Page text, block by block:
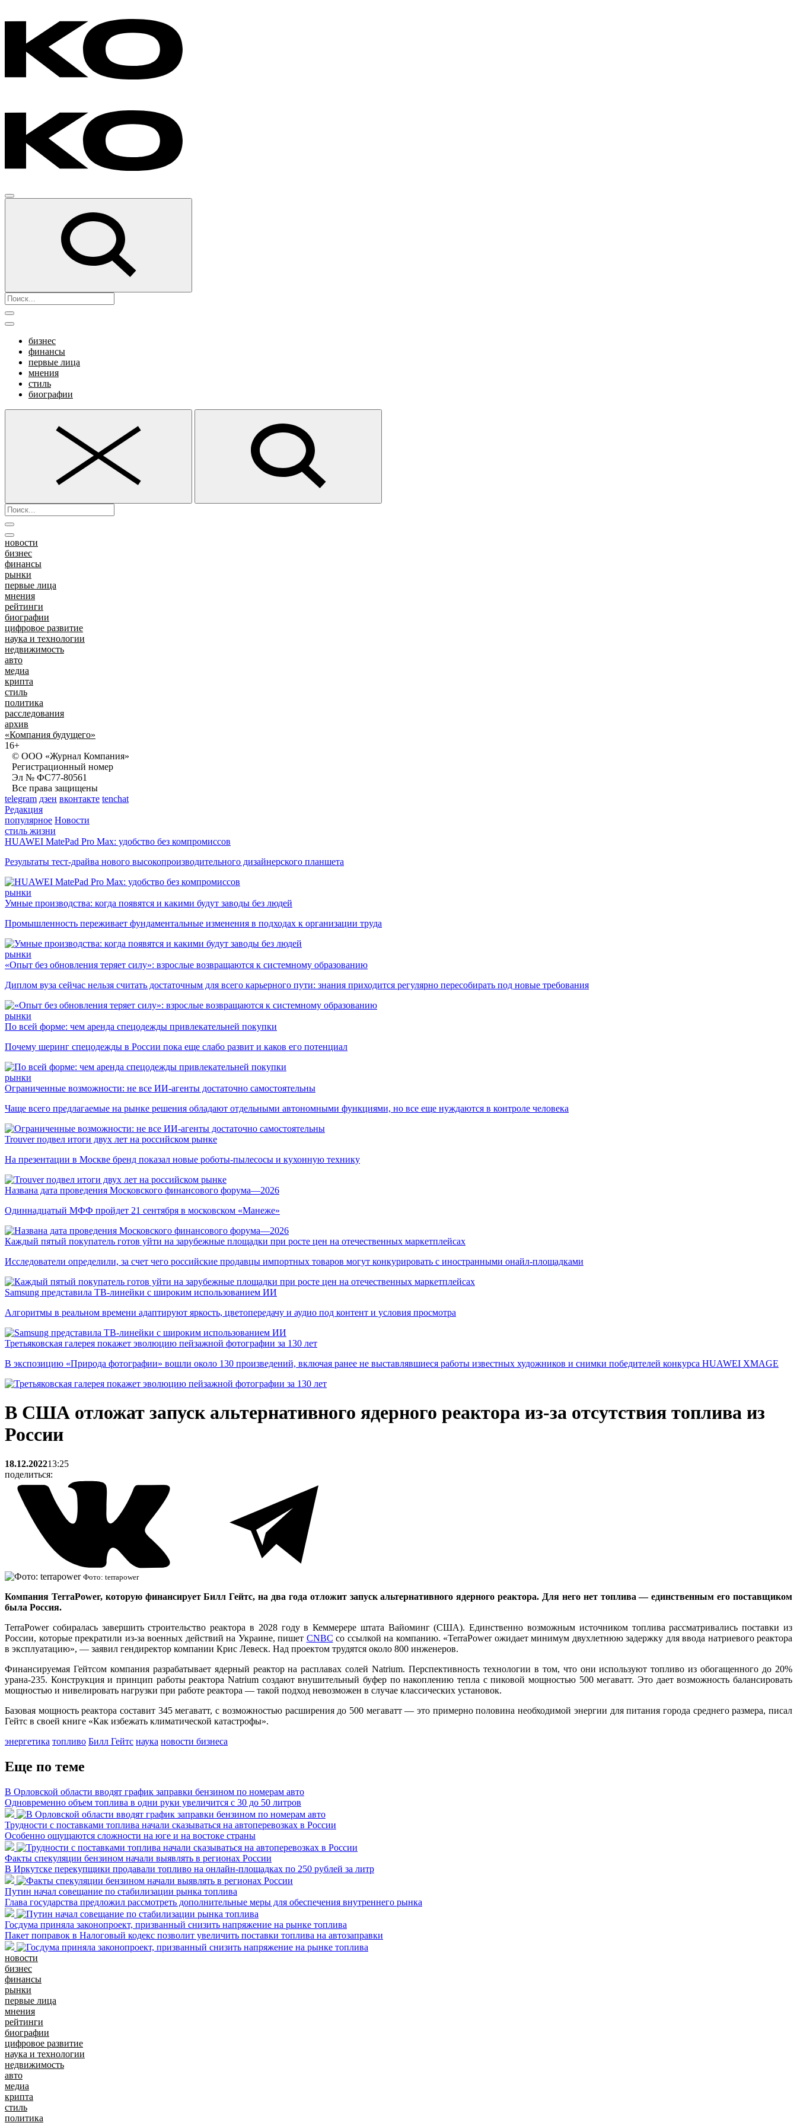
бизнес
финансы
первые лица
мнения
стиль
биографии
новости
бизнес
финансы
рынки
первые лица
мнения
рейтинги
биографии
цифровое развитие
наука и технологии
недвижимость
авто
медиа
крипта
стиль
политика
расследования
архив
«Компания будущего»
16+
© ООО «Журнал Компания»
Регистрационный номер
Эл № ФС77-80561
Все права защищены
telegram дзен вконтакте tenchat
Редакция
популярное Новости
стиль жизни
HUAWEI MatePad Pro Max: удобство без компромиссов
Результаты тест-драйва нового высокопроизводительного дизайнерского планшета
рынки
Умные производства: когда появятся и какими будут заводы без людей
Промышленность переживает фундаментальные изменения в подходах к организации труда
рынки
«Опыт без обновления теряет силу»: взрослые возвращаются к системному образованию
Диплом вуза сейчас нельзя считать достаточным для всего карьерного пути: знания приходится регулярно пересобирать под новые требования
рынки
По всей форме: чем аренда спецодежды привлекательней покупки
Почему шеринг спецодежды в России пока еще слабо развит и каков его потенциал
рынки
Ограниченные возможности: не все ИИ-агенты достаточно самостоятельны
Чаще всего предлагаемые на рынке решения обладают отдельными автономными функциями, но все еще нуждаются в контроле человека
Trouver подвел итоги двух лет на российском рынке
На презентации в Москве бренд показал новые роботы-пылесосы и кухонную технику
Названа дата проведения Московского финансового форума—2026
Одиннадцатый МФФ пройдет 21 сентября в московском «Манеже»
Каждый пятый покупатель готов уйти на зарубежные площадки при росте цен на отечественных маркетплейсах
Исследователи определили, за счет чего российские продавцы импортных товаров могут конкурировать с иностранными онайл-площадками
Samsung представила ТВ-линейки с широким использованием ИИ
Алгоритмы в реальном времени адаптируют яркость, цветопередачу и аудио под контент и условия просмотра
Третьяковская галерея покажет эволюцию пейзажной фотографии за 130 лет
В экспозицию «Природа фотографии» вошли около 130 произведений, включая ранее не выставлявшиеся работы известных художников и снимки победителей конкурса HUAWEI XMAGE
В США отложат запуск альтернативного ядерного реактора из-за отсутствия топлива из
России
18.12.202213:25
поделиться:
Фото: terrapower
Компания TerraPower, которую финансирует Билл Гейтс, на два года отложит запуск альтернативного ядерного реактора. Для него нет топлива — единственным его поставщиком
была Россия.
TerraPower собиралась завершить строительство реактора в 2028 году в Кеммерере штата Вайоминг (США). Единственно возможным источником топлива рассматривались поставки из
России, которые прекратили из-за военных действий на Украине, пишет CNBC со ссылкой на компанию. «TerraPower ожидает минимум двухлетнюю задержку для ввода натриевого реактора
в эксплуатацию», — заявил гендиректор компании Крис Левеск. Над проектом трудятся около 800 инженеров.
Финансируемая Гейтсом компания разрабатывает ядерный реактор на расплавах солей Natrium. Перспективность технологии в том, что они используют топливо из обогащенного до 20%
урана-235. Конструкция и принцип работы реактора Natrium создают внушительный буфер по накоплению тепла с пиковой мощностью 500 мегаватт. Это дает возможность балансировать
мощностью и нивелировать нагрузки при работе реактора — такой подход невозможен в случае классических установок.
Базовая мощность реактора составит 345 мегаватт, с возможностью расширения до 500 мегаватт — это примерно половина необходимой энергии для питания города среднего размера, писал
Гейтс в своей книге «Как избежать климатической катастрофы».
энергетика топливо Билл Гейтс наука новости бизнеса
Еще по теме
В Орловской области вводят график заправки бензином по номерам авто
Одновременно объем топлива в одни руки увеличится с 30 до 50 литров
Трудности с поставками топлива начали сказываться на автоперевозках в России
Особенно ощущаются сложности на юге и на востоке страны
Факты спекуляции бензином начали выявлять в регионах России
В Иркутске перекупщики продавали топливо на онлайн-площадках по 250 рублей за литр
Путин начал совещание по стабилизации рынка топлива
Глава государства предложил рассмотреть дополнительные меры для обеспечения внутреннего рынка
Госдума приняла законопроект, призванный снизить напряжение на рынке топлива
Пакет поправок в Налоговый кодекс позволит увеличить поставки топлива на автозаправки
новости
бизнес
финансы
рынки
первые лица
мнения
рейтинги
биографии
цифровое развитие
наука и технологии
недвижимость
авто
медиа
крипта
стиль
политика